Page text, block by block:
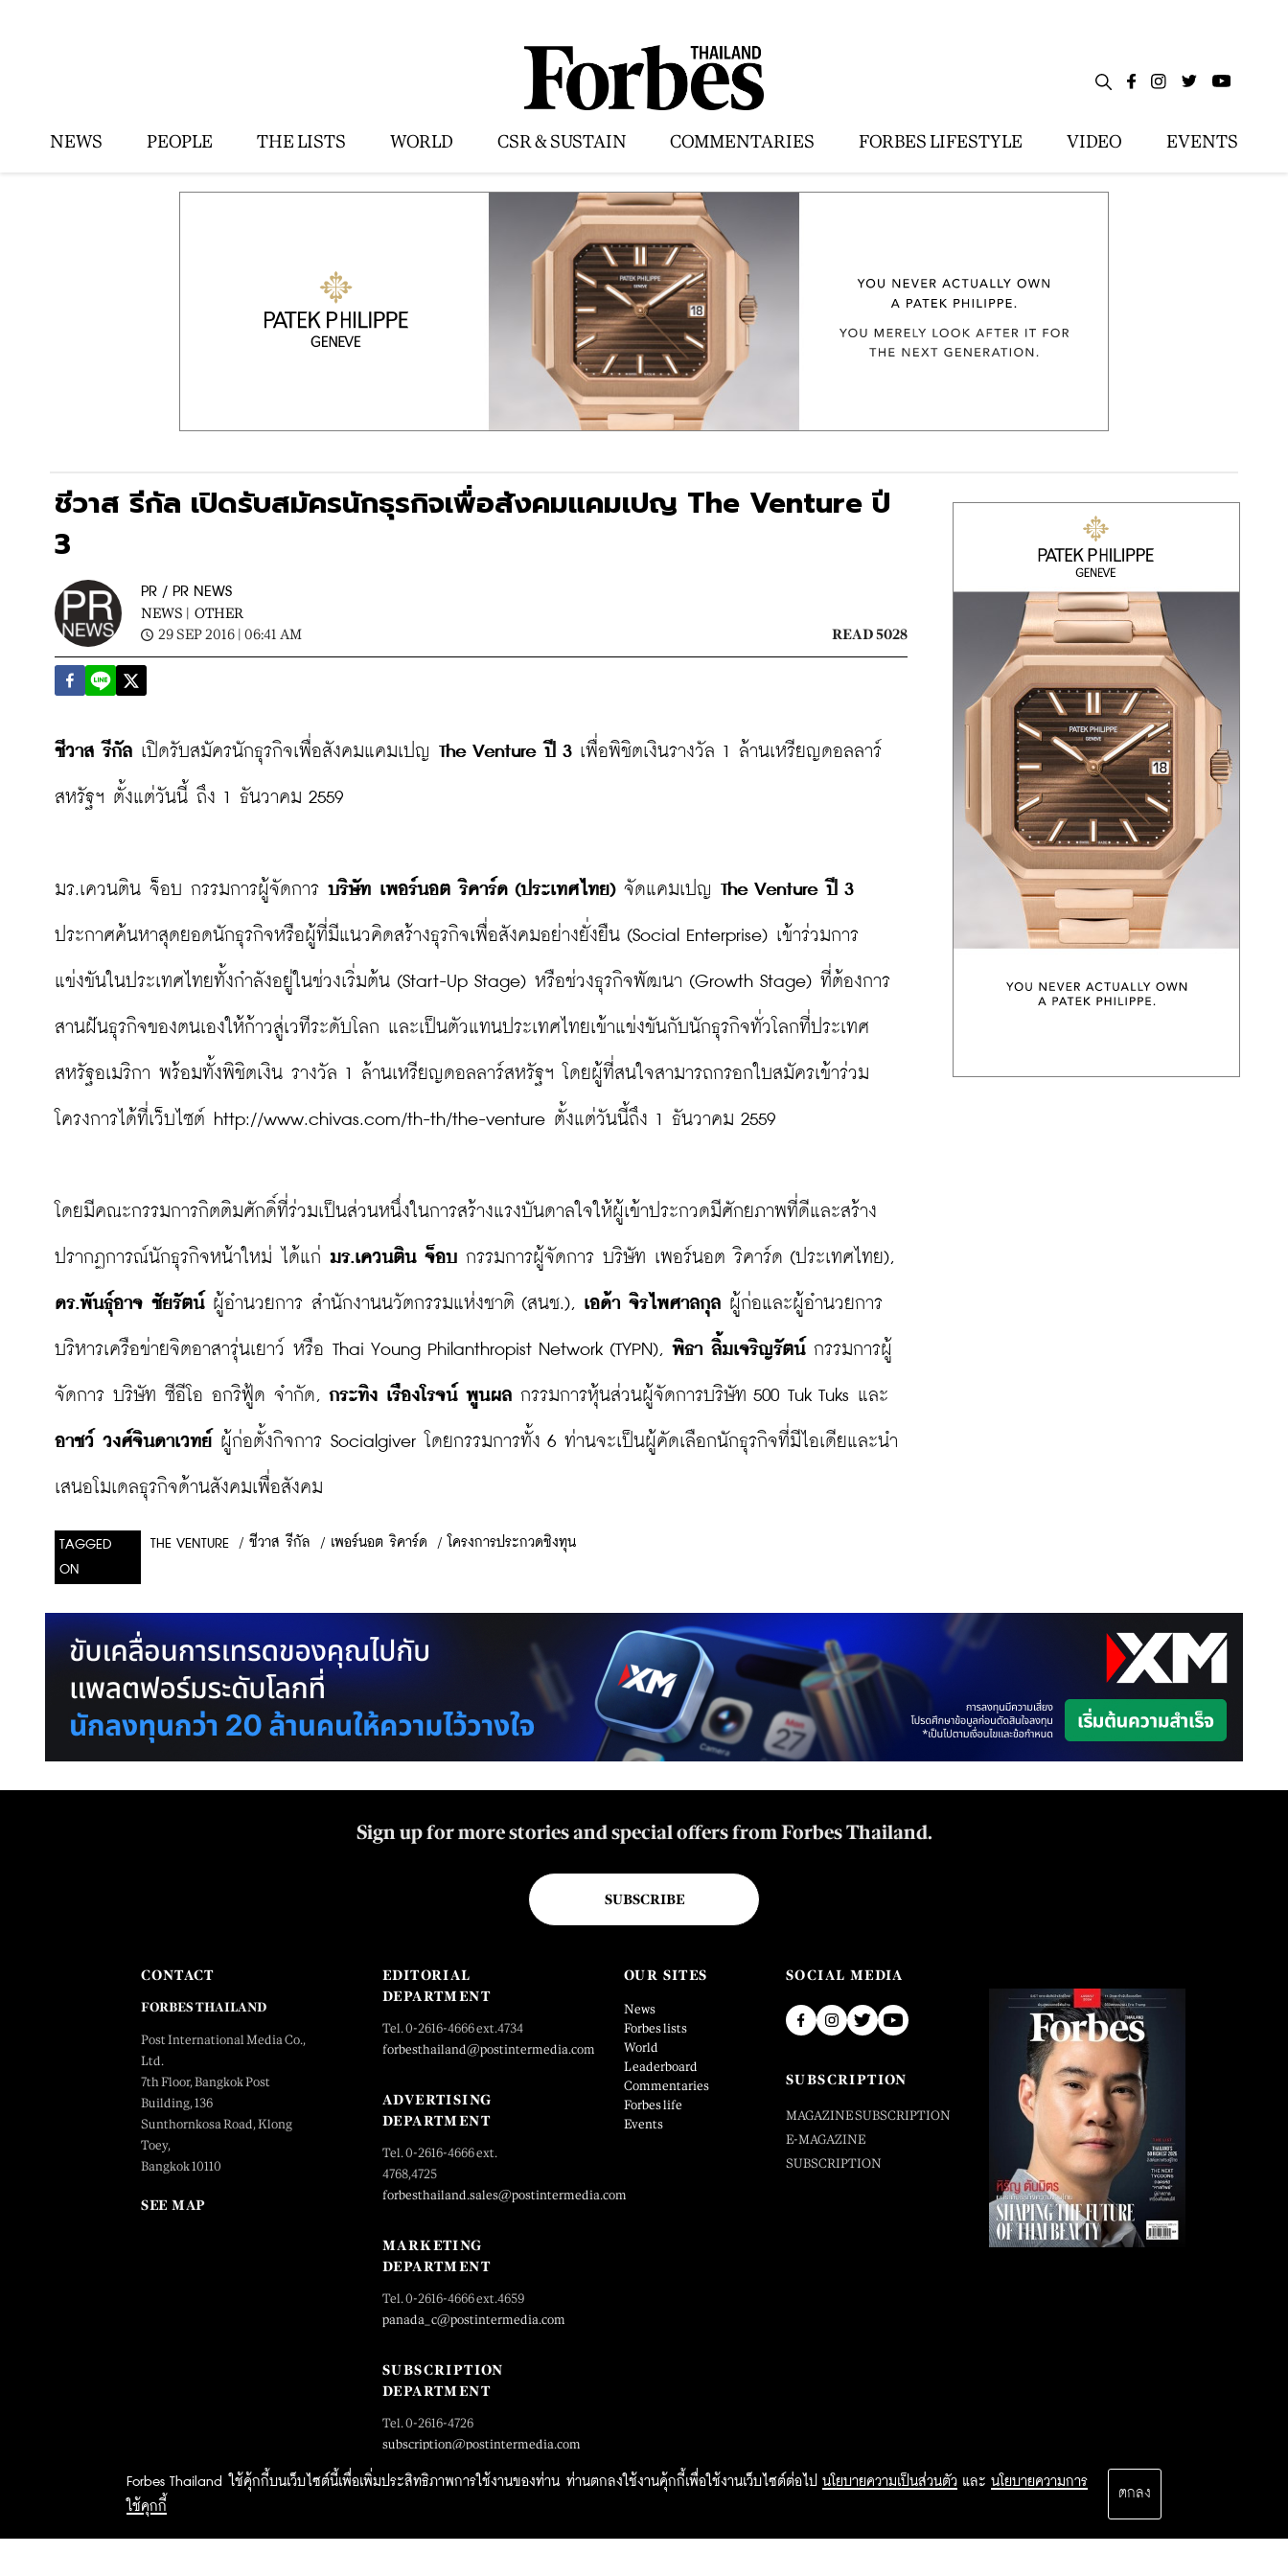
NEWS PEOPLE THE LISTS WORLD CSR & SUSTAIN COMMENTARIES FORBES LIFESTYLE VIDEO EVENTS
ชีวาส รีกัล เปิดรับสมัครนักธุรกิจเพื่อสังคมแคมเปญ The Venture ปี
3
PR / PR NEWS
NEWS | OTHER
29 SEP 2016 | 06:41 AM
READ 5028
ชีวาส รีกัล เปิดรับสมัครนักธุรกิจเพื่อสังคมแคมเปญ The Venture ปี 3 เพื่อพิชิตเงินรางวัล 1 ล้านเหรียญดอลลาร์
สหรัฐฯ ตั้งแต่วันนี้ ถึง 1 ธันวาคม 2559
มร.เควนติน จ็อบ กรรมการผู้จัดการ บริษัท เพอร์นอต ริคาร์ด (ประเทศไทย) จัดแคมเปญ The Venture ปี 3
ประกาศค้นหาสุดยอดนักธุรกิจหรือผู้ที่มีแนวคิดสร้างธุรกิจเพื่อสังคมอย่างยั่งยืน (Social Enterprise) เข้าร่วมการ
แข่งขันในประเทศไทยทั้งกำลังอยู่ในช่วงเริ่มต้น (Start-Up Stage) หรือช่วงธุรกิจพัฒนา (Growth Stage) ที่ต้องการ
สานฝันธุรกิจของตนเองให้ก้าวสู่เวทีระดับโลก และเป็นตัวแทนประเทศไทยเข้าแข่งขันกับนักธุรกิจทั่วโลกที่ประเทศ
สหรัฐอเมริกา พร้อมทั้งพิชิตเงิน รางวัล 1 ล้านเหรียญดอลลาร์สหรัฐฯ โดยผู้ที่สนใจสามารถกรอกใบสมัครเข้าร่วม
โครงการได้ที่เว็บไซต์ http://www.chivas.com/th-th/the-venture ตั้งแต่วันนี้ถึง 1 ธันวาคม 2559
โดยมีคณะกรรมการกิตติมศักดิ์ที่ร่วมเป็นส่วนหนึ่งในการสร้างแรงบันดาลใจให้ผู้เข้าประกวดมีศักยภาพที่ดีและสร้าง
ปรากฏการณ์นักธุรกิจหน้าใหม่ ได้แก่ มร.เควนติน จ็อบ
ดร.พันธุ์อาจ ชัยรัตน์ ผู้อำนวยการ สำนักงานนวัตกรรมแห่งชาติ (สนช.), เอด้า จิรไพศาลกุล ผู้ก่อและผู้อำนวยการ
บริหารเครือข่ายจิตอาสารุ่นเยาว์ หรือ Thai Young Philanthropist Network (TYPN), พิธา ลิ้มเจริญรัตน์ กรรมการผู้
จัดการ บริษัท ซีอีโอ อกริฟู้ด จำกัด, กระทิง เรืองโรจน์ พูนผล
อาชว์ วงศ์จินดาเวทย์ ผู้ก่อตั้งกิจการ Socialgiver โดยกรรมการทั้ง 6 ท่านจะเป็นผู้คัดเลือกนักธุรกิจที่มีไอเดียและนำ
เสนอโมเดลธุรกิจด้านสังคมเพื่อสังคม
TAGGED
ON
THE VENTURE / ชีวาส รีกัล / เพอร์นอต ริคาร์ด / โครงการประกวดชิงทุน
Forbes Thailand ใช้คุ้กกี้บนเว็บไซต์นี้เพื่อเพิ่มประสิทธิภาพการใช้งานของท่าน ท่านตกลงใช้งานคุ้กกี้เพื่อใช้งานเว็บไซต์ต่อไป นโยบายความเป็นส่วนตัว และ นโยบายความการ
ใช้คุกกี้
ตกลง
Sign up for more stories and special offers from Forbes Thailand.
SUBSCRIBE
CONTACT
FORBES THAILAND
Post International Media Co.,
Ltd.
7th Floor, Bangkok Post
Building, 136
Sunthornkosa Road, Klong
Toey,
Bangkok 10110
SEE MAP
EDITORIAL
DEPARTMENT
Tel. 0-2616-4666 ext.4734
forbesthailand@postintermedia.com
ADVERTISING
DEPARTMENT
Tel. 0-2616-4666 ext.
4768,4725
forbesthailand.sales@postintermedia.com
MARKETING
DEPARTMENT
Tel. 0-2616-4666 ext.4659
panada_c@postintermedia.com
SUBSCRIPTION
DEPARTMENT
Tel. 0-2616-4726
subscription@postintermedia.com
OUR SITES
News
Forbes lists
World
Leaderboard
Commentaries
Forbes life
Events
SOCIAL MEDIA
SUBSCRIPTION
MAGAZINE SUBSCRIPTION
E-MAGAZINE
SUBSCRIPTION